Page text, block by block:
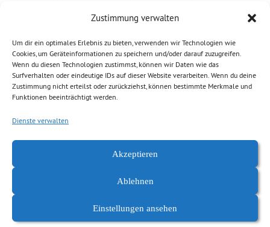
Zustimmung verwalten
Um dir ein optimales Erlebnis zu bieten, verwenden wir Technologien wie
Cookies, um Geräteinformationen zu speichern und/oder darauf zuzugreifen.
Wenn du diesen Technologien zustimmst, können wir Daten wie das
Surfverhalten oder eindeutige IDs auf dieser Website verarbeiten. Wenn du deine
Zustimmung nicht erteilst oder zurückziehst, können bestimmte Merkmale und
Funktionen beeinträchtigt werden.
Dienste verwalten
Akzeptieren
Ablehnen
Einstellungen ansehen
Eröffnung. Weit über 3000 Besucherinnen […]
Weiterlesen
Abgelegt unter: Allgemein,Demokratie, Freiheit,Kaßberg,News
Chemnitz